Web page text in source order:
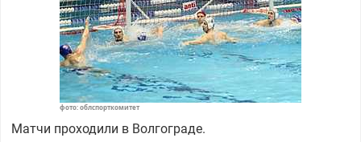
фото: облспорткомитет
Матчи проходили в Волгограде.